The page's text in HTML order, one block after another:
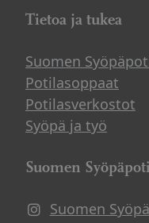
Tietoa ja tukea
Suomen
Potilasoppaat
Potilasverkostot
Syöpä ja työ
Suomen
Suomen